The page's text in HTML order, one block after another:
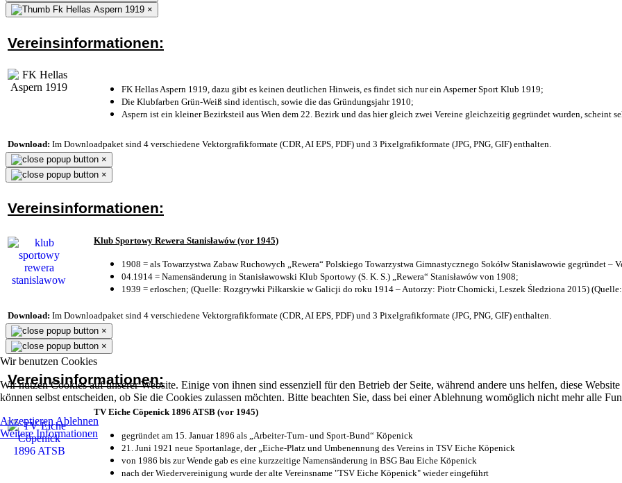
Wir benutzen Cookies
Wir nutzen Cookies auf unserer Website. Einige von ihnen sind essenziell für den Betrieb der Seite, während andere uns helfen, diese
können selbst entscheiden, ob Sie die Cookies zulassen möchten. Bitte beachten Sie, dass bei einer Ablehnung womöglich nicht mehr alle
Akzeptieren Ablehnen
Weitere Informationen
×
Vereinsinformationen:
FK Hellas Aspern 1919, dazu gibt es keinen deutlichen Hinweis, es findet sich nur ein Asperner Sport Klub 1919;
Die Klubfarben Grün-Weiß sind identisch, sowie die das Gründungsjahr 1910;
Aspern ist ein kleiner Bezirksteil aus Wien dem 22. Bezirk und das hier gleich zwei Vereine gleichzeitig gegründet wurden, scheint
Download: Im Downloadpaket sind 4 verschiedene Vektorgrafikformate (CDR, AI EPS, PDF) und 3 Pixelgrafikformate (JPG, PNG, GIF) enthalten.
×
×
Vereinsinformationen:
Klub Sportowy Rewera Stanisławów (vor 1945)
1908 = als Towarzystwa Zabaw Ruchowych „Rewera“ Polskiego Towarzystwa Gimnastycznego Sokółw Stanisławowie gegründet –
04.1914 = Namensänderung in Stanisławowski Klub Sportowy (S. K. S.) „Rewera“ Stanisławów von 1908;
1939 = erloschen; (Quelle: Rozgrywki Piłkarskie w Galicji do roku 1914 – Autorzy: Piotr Chomicki, Leszek Śledziona 2015) (Quelle:
Download: Im Downloadpaket sind 4 verschiedene Vektorgrafikformate (CDR, AI EPS, PDF) und 3 Pixelgrafikformate (JPG, PNG, GIF) enthalten.
×
×
Vereinsinformationen:
TV Eiche Cöpenick 1896 ATSB (vor 1945)
gegründet am 15. Januar 1896 als „Arbeiter-Turn- und Sport-Bund“ Köpenick
21. Juni 1921 neue Sportanlage, der „Eiche-Platz und Umbenennung des Vereins in TSV Eiche Köpenick
von 1986 bis zur Wende gab es eine kurzzeitige Namensänderung in BSG Bau Eiche Köpenick
nach der Wiedervereinigung wurde der alte Vereinsname "TSV Eiche Köpenick" wieder eingeführt